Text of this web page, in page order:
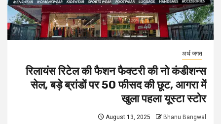
अर्थ जगत
रिलायंस रिटेल की फैशन फैक्टरी की नो कंडीशन्स
सेल, बड़े ब्रांडों पर 50 फीसद की छूट, आगरा में
खुला पहला यूस्टा स्टोर
August 13, 2025 Bhanu Bangwal